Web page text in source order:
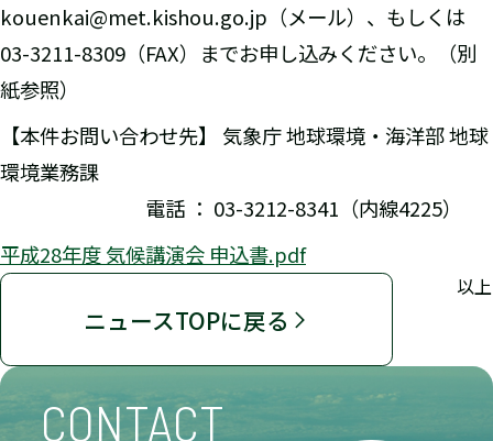
kouenkai@met.kishou.go.jp（メール）、もしくは
03-3211-8309（FAX）までお申し込みください。（別
紙参照）
【本件お問い合わせ先】 気象庁 地球環境・海洋部 地球
環境業務課
電話 ： 03-3212-8341（内線4225）
平成28年度 気候講演会 申込書.pdf
以上
ニュースTOPに戻る
CONTACT